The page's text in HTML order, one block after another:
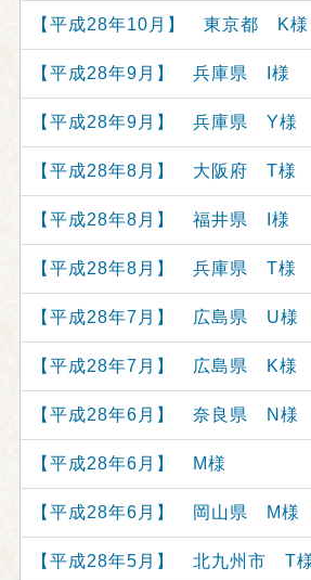
【平成28年10月】 東京都 K様
【平成28年9月】 兵庫県 I様
【平成28年9月】 兵庫県 Y様
【平成28年8月】 大阪府 T様
【平成28年8月】 福井県 I様
【平成28年8月】 兵庫県 T様
【平成28年7月】 広島県 U様
【平成28年7月】 広島県 K様
【平成28年6月】 奈良県 N様
【平成28年6月】 M様
【平成28年6月】 岡山県 M様
【平成28年5月】 北九州市 T